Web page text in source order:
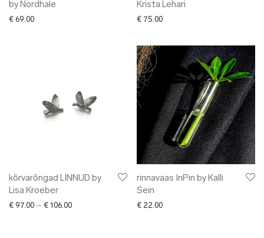
by Nordhale
€ 69.00
Krista Lehari
€ 75.00
kõrvarõngad LINNUD by
Lisa Kroeber
€ 97.00 – € 106.00Price range: € 97.00 through € 106.00
rinnavaas InPin by Kalli
Sein
€ 22.00